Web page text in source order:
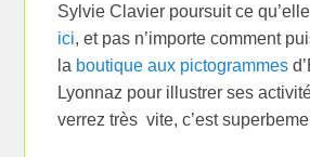
Sylvie Clavier poursuit ce
ici, et pas n’importe comment
la boutique aux pictogrammes
Lyonnaz pour illustrer ses
verrez très vite, c’est